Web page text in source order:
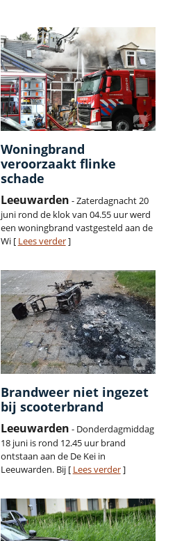
Woningbrand
veroorzaakt flinke
schade
Leeuwarden - Zaterdagnacht 20
juni rond de klok van 04.55 uur werd
een woningbrand vastgesteld aan de
Wi [ Lees verder]
Brandweer niet ingezet
bij scooterbrand
Leeuwarden - Donderdagmiddag
18 juni is rond 12.45 uur brand
ontstaan aan de De Kei in
Leeuwarden. Bij [ Lees verder]